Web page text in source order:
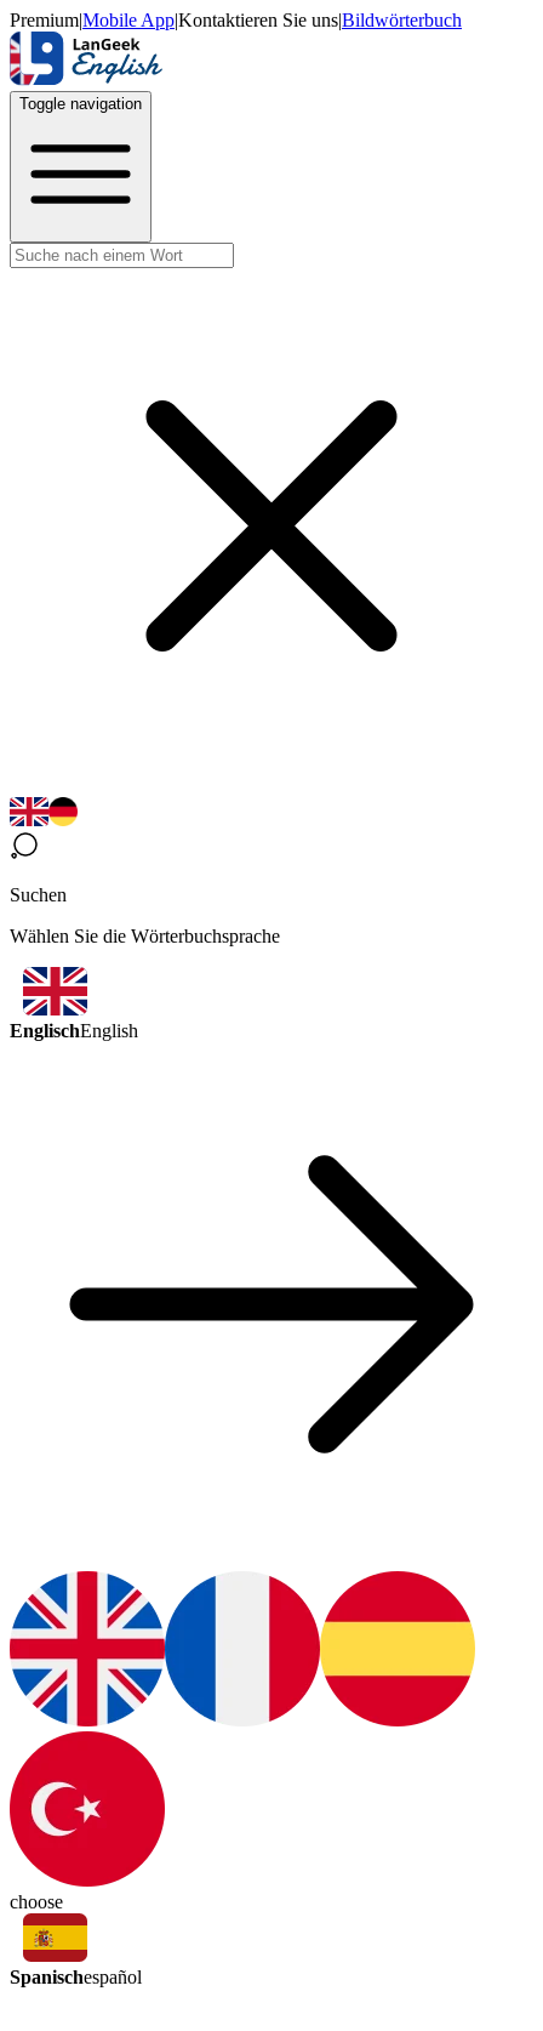
Premium|Mobile App|Kontaktieren Sie uns|Bildwörterbuch
Toggle navigation
Suchen
Wählen Sie die Wörterbuchsprache
EnglischEnglish
choose
Spanischespañol